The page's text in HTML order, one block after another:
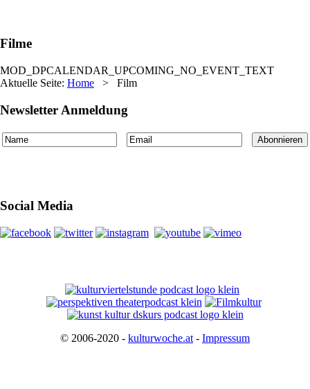
Filme
MOD_DPCALENDAR_UPCOMING_NO_EVENT_TEXT
Aktuelle Seite: Home > Film
Newsletter Anmeldung
Social Media
© 2006-2020 - kulturwoche.at - Impressum